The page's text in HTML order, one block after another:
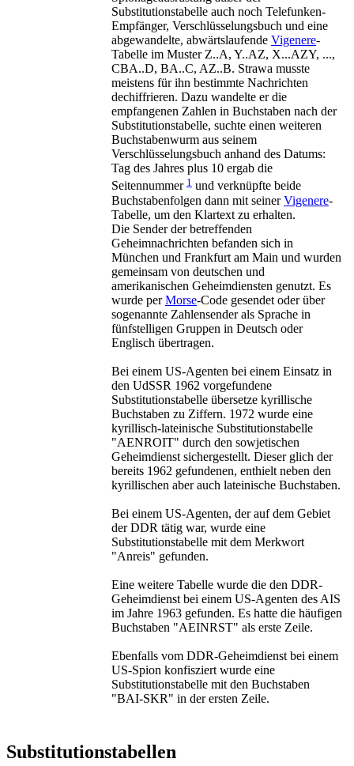
Substitutionstabelle auch noch Telefunken-
Empfänger, Verschlüsselungsbuch und eine
abgewandelte, abwärtslaufende Vigenere-
Tabelle im Muster Z..A, Y..AZ, X...AZY, ...,
CBA..D, BA..C, AZ..B. Strawa musste
meistens für ihn bestimmte Nachrichten
dechiffrieren. Dazu wandelte er die
empfangenen Zahlen in Buchstaben nach der
Substitutionstabelle, suchte einen weiteren
Buchstabenwurm aus seinem
Verschlüsselungsbuch anhand des Datums:
Tag des Jahres plus 10 ergab die
Seitennummer 1 und verknüpfte beide
Buchstabenfolgen dann mit seinerVigenere-
Tabelle, um den Klartext zu erhalten.
Die Sender der betreffenden
Geheimnachrichten befanden sich in
München und Frankfurt am Main und wurden
gemeinsam von deutschen und
amerikanischen Geheimdiensten genutzt. Es
wurde perMorse-Code gesendet oder über
sogenannte Zahlensender als Sprache in
fünfstelligen Gruppen in Deutsch oder
Englisch übertragen.
Bei einem US-Agenten bei einem Einsatz in
den UdSSR 1962 vorgefundene
Substitutionstabelle übersetze kyrillische
Buchstaben zu Ziffern. 1972 wurde eine
kyrillisch-lateinische Substitutionstabelle
"AENROIT" durch den sowjetischen
Geheimdienst sichergestellt. Dieser glich der
bereits 1962 gefundenen, enthielt neben den
kyrillischen aber auch lateinische Buchstaben.
Bei einem US-Agenten, der auf dem Gebiet
der DDR tätig war, wurde eine
Substitutionstabelle mit dem Merkwort
"Anreis" gefunden.
Eine weitere Tabelle wurde die den DDR-
Geheimdienst bei einem US-Agenten des AIS
im Jahre 1963 gefunden. Es hatte die häufigen
Buchstaben "AEINRST" als erste Zeile.
Ebenfalls vom DDR-Geheimdienst bei einem
US-Spion konfisziert wurde eine
Substitutionstabelle mit den Buchstaben
"BAI-SKR" in der ersten Zeile.
Substitutionstabellen